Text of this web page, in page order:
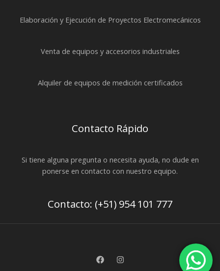
Elaboración y Ejecución de Proyectos Electromecánicos
Venta de equipos y accesorios industriales
Alquiler de equipos de medición certificados
Contacto Rápido
Si tiene alguna pregunta o necesita ayuda, no dude en
ponerse en contacto con nuestro equipo.
Contacto: (+51) 954 101 777